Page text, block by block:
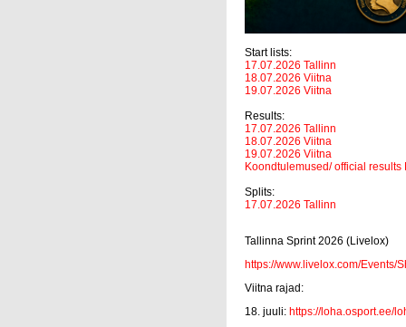
Start lists:
17.07.2026 Tallinn
18.07.2026 Viitna
19.07.2026 Viitna
Results:
17.07.2026 Tallinn
18.07.2026 Viitna
19.07.2026 Viitna
Koondtulemused/ official results
Splits:
17.07.2026 Tallinn
Tallinna Sprint 2026 (Livelox)
https://www.livelox.com/Events/
Viitna rajad:
18. juuli: https://loha.osport.ee/